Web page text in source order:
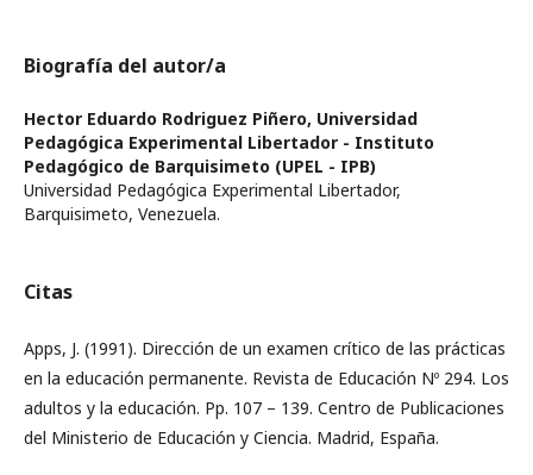
Biografía del autor/a
Hector Eduardo Rodriguez Piñero, Universidad
Pedagógica Experimental Libertador - Instituto
Pedagógico de Barquisimeto (UPEL - IPB)
Universidad Pedagógica Experimental Libertador,
Barquisimeto, Venezuela.
Citas
Apps, J. (1991). Dirección de un examen crítico de las prácticas
en la educación permanente. Revista de Educación Nº 294. Los
adultos y la educación. Pp. 107 – 139. Centro de Publicaciones
del Ministerio de Educación y Ciencia. Madrid, España.